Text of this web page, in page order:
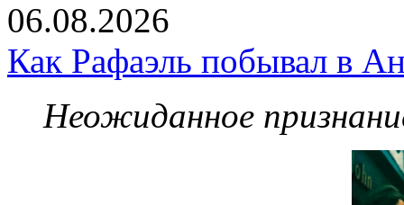
06.08.2026
Как Рафаэль побывал в
Неожиданное